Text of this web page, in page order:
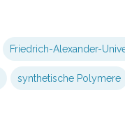
Friedrich-Alexander-
synthetische Polymere